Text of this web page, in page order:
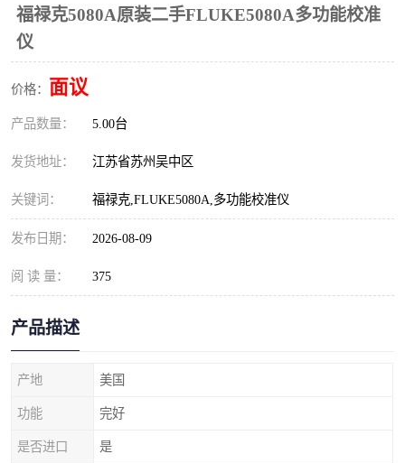
福禄克5080A原装二手FLUKE5080A多功能校准
仪
价格： 面议
产品数量： 5.00台
发货地址： 江苏省苏州吴中区
关键词： 福禄克,FLUKE5080A,多功能校准仪
发布日期： 2026-08-09
阅 读 量： 375
产品描述
产地 美国
功能 完好
是否进口 是
频率计 无线测试仪
静电计